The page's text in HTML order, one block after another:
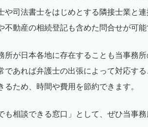
や司法書士をはじめとする隣接士業と
不動産の相続登記も含めた問合せが可能
所が日本各地に存在することも当事務
であれば弁護士の出張によって対応す
るため、時間や費用を節約できます。
も相談できる窓口」として、ぜひ当事務